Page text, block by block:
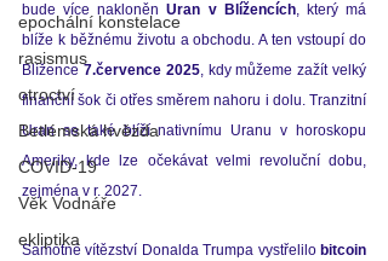
epochální konstelace
rasismus
otroctví
Betlémská hvězda
COVID-19
Věk Vodnáře
ekliptika
bude více nakloněn Uran v Blížencích, který má
blíže k běžnému životu a obchodu. A ten vstoupí do
Blížence 7.července 2025, kdy můžeme zažít velký
finanční šok či otřes směrem nahoru i dolu. Tranzitní
Uran se také blíží nativnímu Uranu v horoskopu
Ameriky, kde lze očekávat velmi revoluční dobu,
zejména v r. 2027.
Samotné vítězství Donalda Trumpa vystřelilo bitcoin